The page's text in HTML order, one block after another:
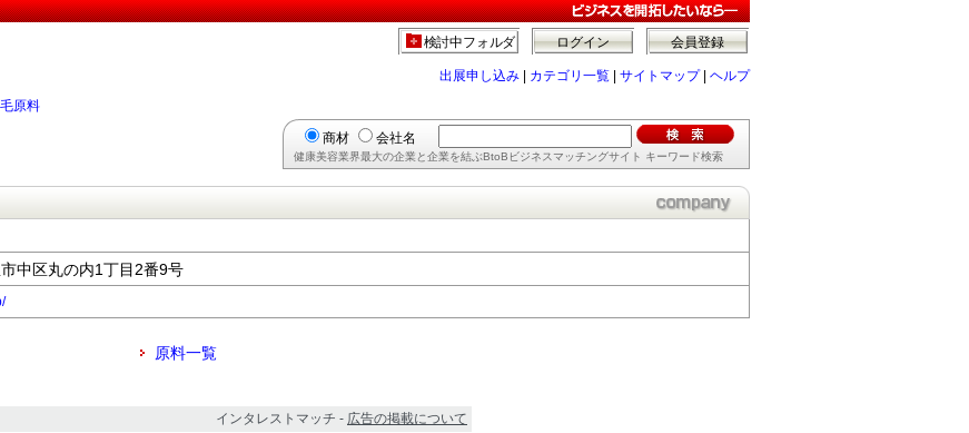
会員登録
ログイン
検討中フォルダ
出展申し込み カテゴリ一覧 サイトマップ| ヘルプ
原料
商材 会社名
健康美容業界最大の企業と企業を結ぶBtoBビジネスマッチングサイト キーワード検索
中区丸の内1丁目2番9号
原料一覧
インタレストマッチ - 広告の掲載について